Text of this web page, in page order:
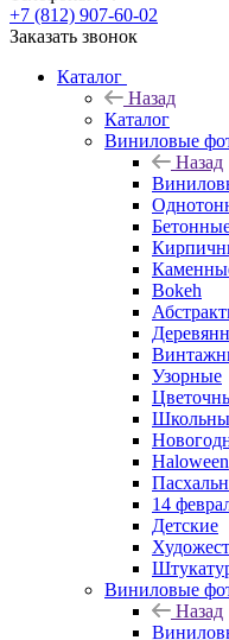
+7 (812) 907-60-02
Заказать звонок
Каталог
Назад
Каталог
Виниловые
Назад
Bokeh
Узорные
Haloween
14
Детские
Виниловые
Назад